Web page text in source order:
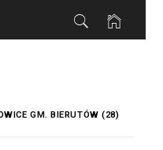
GM. BIERUTÓW (28)